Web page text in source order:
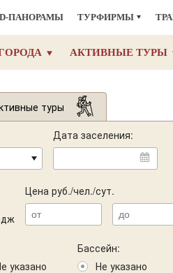
ПАНОРАМЫ ТУРФИРМЫ
АКТИВНЫЕ ТУРЫ
туры
Дата заселения:
Цена руб./чел./сут.
указано
Бассейн:
Не указано